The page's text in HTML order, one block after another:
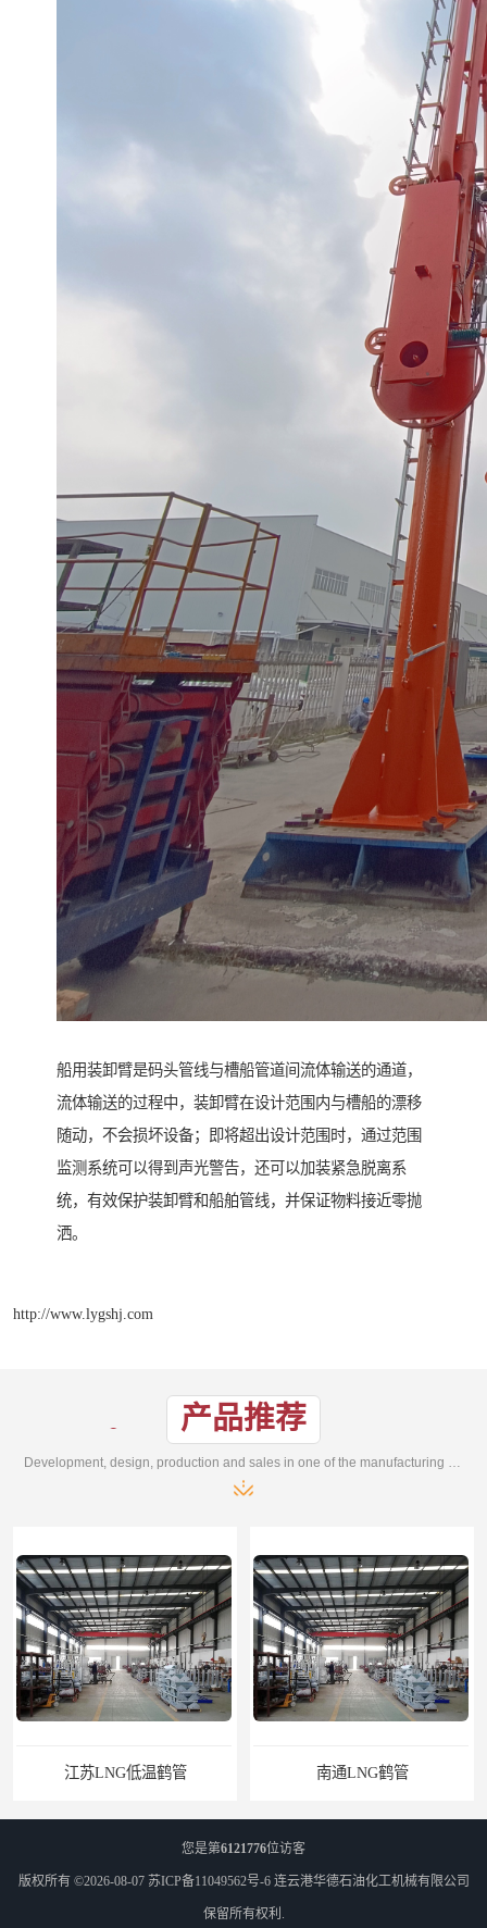
船用装卸臂是码头管线与槽船管道间流体输送的通道，
流体输送的过程中，装卸臂在设计范围内与槽船的漂移
随动，不会损坏设备；即将超出设计范围时，通过范围
监测系统可以得到声光警告，还可以加装紧急脱离系
统，有效保护装卸臂和船舶管线，并保证物料接近零抛
洒。
http://www.lygshj.com
产品推荐
Development, design, production and sales in one of the manufacturing enterprises
南通LNG鹤管 江苏LNG鹤管
您是第6121776位访客
版权所有 ©2026-08-07 苏ICP备11049562号-6 连云港华德石油化工机械有限公司
保留所有权利.